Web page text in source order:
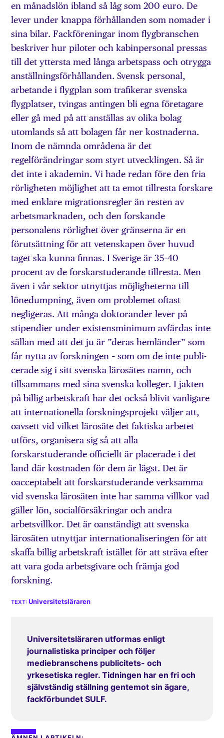
en månads­lön ibland så låg som 200 euro. De
lever under knappa förhållanden som nomader i
sina bilar. Fackföreningar inom flygbranschen
beskriver hur piloter och kabin­personal pressas
till det yttersta med långa arbetspass och otrygga
anställningsförhållanden. Svensk personal,
arbetande i flygplan som trafikerar svenska
flygplatser, tvingas antingen bli egna företagare
eller gå med på att anställas av olika bolag
utomlands så att bolagen får ner kostnaderna.
Inom de nämnda områdena är det
regelförändringar som styrt utvecklingen. Så är
det inte i akademin. Vi hade redan före den fria
rörligheten möjlighet att ta emot tillresta forskare
med enklare migrationsregler än resten av
arbetsmarknaden, och den forskande
personalens rörlighet över gränserna är en
förutsättning för att vetenskapen över huvud
taget ska kunna finnas. I Sverige är 35–40
procent av de forskarstuderande tillresta. Men
även i vår sektor utnyttjas möjlig­heterna till
lönedumpning, även om problemet oftast
negligeras. Att många doktorander lever på
stipendier under existensminimum avfärdas inte
sällan med att det ju är ”deras hemländer” som
får nytta av forskningen – som om de inte publi­
cerade sig i sitt svenska lärosätes namn, och
tillsammans med sina svenska kolleger. I jakten
på billig arbetskraft har det också blivit vanligare
att internationella forskningsprojekt väljer att,
oavsett vid vilket lärosäte det faktiska arbetet
utförs, organisera sig så att alla
forskarstuderande officiellt är placerade i det
land där kostnaden för dem är lägst. Det är
oacceptabelt att forskarstuderande verksamma
vid svenska lärosäten inte har samma villkor vad
gäller lön, socialförsäkringar och andra
arbetsvillkor. Det är oanständigt att svenska
lärosäten utnyttjar internationaliseringen för att
skaffa billig arbetskraft istället för att sträva efter
att vara goda arbetsgivare och främja god
forskning.
Universitetsläraren
Universitetsläraren utformas enligt
journalistiska principer och följer
mediebranschens publicitets- och
yrkesetiska regler. Tidningen har en fri och
självständig ställning gentemot sin ägare,
fackförbundet SULF.